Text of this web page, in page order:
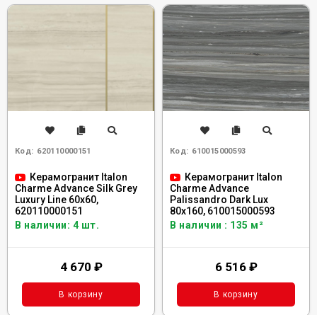
Код: 620110000151
Керамогранит Italon
Charme Advance Silk Grey
Luxury Line 60x60,
620110000151
В наличии: 4 шт.
4 670 ₽
В корзину
Код: 610015000593
Керамогранит Italon
Charme Advance
Palissandro Dark Lux
80x160, 610015000593
В наличии : 135 м²
6 516 ₽
В корзину